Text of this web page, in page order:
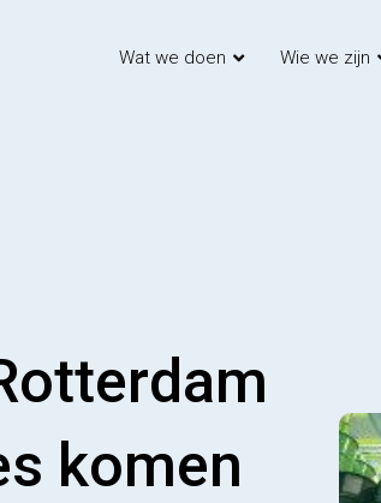
Wat we doen Wie we zijn
komen